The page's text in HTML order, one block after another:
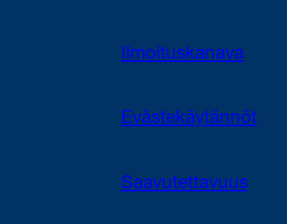
Ilmoituskanava
Evästekäytännöt
Saavutettavuus